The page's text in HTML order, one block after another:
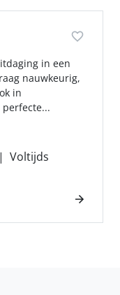
in een
nauwkeurig,
in
Voltijds